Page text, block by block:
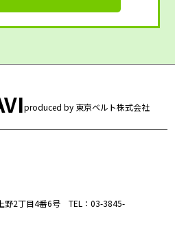
produced by 東京ベルト株式会社
野2丁目4番6号 TEL：03-3845-